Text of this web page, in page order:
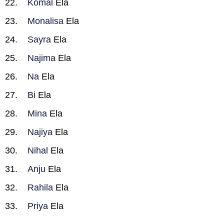
Komal Ela
Monalisa Ela
Sayra Ela
Najima Ela
Na Ela
Bi Ela
Mina Ela
Najiya Ela
Nihal Ela
Anju Ela
Rahila Ela
Priya Ela